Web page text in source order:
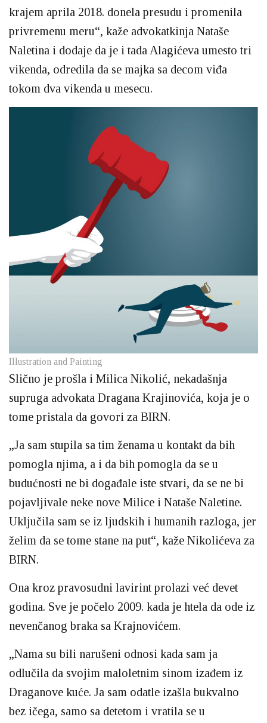
krajem aprila 2018. donela presudu i promenila
privremenu meru“, kaže advokatkinja Nataše
Naletina i dodaje da je i tada Alagićeva umesto tri
vikenda, odredila da se majka sa decom viđa
tokom dva vikenda u mesecu.
Illustration and Painting
Slično je prošla i Milica Nikolić, nekadašnja
supruga advokata Dragana Krajinovića, koja je o
tome pristala da govori za BIRN.
„Ja sam stupila sa tim ženama u kontakt da bih
pomogla njima, a i da bih pomogla da se u
budućnosti ne bi događale iste stvari, da se ne bi
pojavljivale neke nove Milice i Nataše Naletine.
Uključila sam se iz ljudskih i humanih razloga, jer
želim da se tome stane na put“, kaže Nikolićeva za
BIRN.
Ona kroz pravosudni lavirint prolazi već devet
godina. Sve je počelo 2009. kada je htela da ode iz
nevenčanog braka sa Krajnovićem.
„Nama su bili narušeni odnosi kada sam ja
odlučila da svojim maloletnim sinom izađem iz
Draganove kuće. Ja sam odatle izašla bukvalno
bez ičega, samo sa detetom i vratila se u